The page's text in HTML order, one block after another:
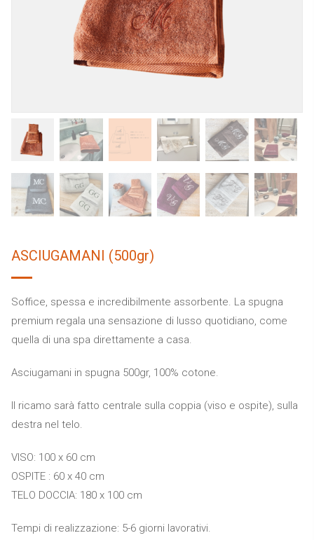
ASCIUGAMANI (500gr)
Soffice, spessa e incredibilmente assorbente. La spugna
premium regala una sensazione di lusso quotidiano, come
quella di una spa direttamente a casa.
Asciugamani in spugna 500gr, 100% cotone.
Il ricamo sarà fatto centrale sulla coppia (viso e ospite), sulla
destra nel telo.
VISO: 100 x 60 cm
OSPITE : 60 x 40 cm
TELO DOCCIA: 180 x 100 cm
Tempi di realizzazione: 5-6 giorni lavorativi.